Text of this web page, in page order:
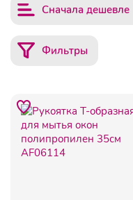
Сначала дешевле
Фильтры